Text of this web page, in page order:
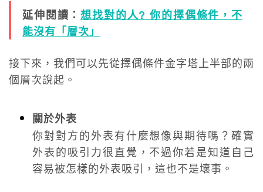
延伸閱讀：想找對的人?你的擇偶條件，不
能沒有「層次」
接下來，我們可以先從擇偶條件金字塔上半部的兩
個層次說起。
關於外表
你對對方的外表有什麼想像與期待嗎？確實
外表的吸引力很直覺，不過你若是知道自己
容易被怎樣的外表吸引，這也不是壞事。